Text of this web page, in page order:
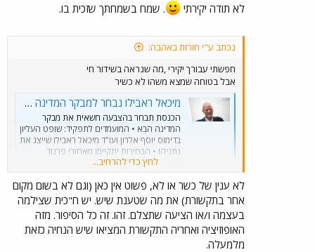
לא תודה יקירתי . שמח בשמחתך שזכית בו.
נכתב ע"י חורזת באהבה:
חפשתי עבורך יקירי ,מה שנראה בשידור חי
אבל בטוחה שמצא משהו לא כשיר
מיכאל ראבילו נבחר למבקר המדינה הבא
הכנסת תבחר בהצבעה חשאית את מבקר
המדינה הבא • המועמדים לתפקיד: שופט העליון
בדימוס יוסף אלרון ועו"ד מיכאל ראבילו שייצג את
נתניהו • הבחירות יתקיימו מאחורי פרגוד
וההצבעה תהיה חשאית
ואם באמת תרצה להשתתף באוצר, בטוחה שתמצא ביוטיוב את
השידור החי.
לחץ כדי להרחיב...
לא ענין של כשר או לא, פשוט אין כאן (וגם לא בשום מקום
אחר בתקשורת) את מה שטענת שיש. יש ח"כית שצילמה
בעצמה ו/או הציעה שתצלם. זהו. זה כל הסיפור. מזה
האופוזיציה ואחריה התקשורת המציאו שיש הנחיה כזאת
מלמעלה.